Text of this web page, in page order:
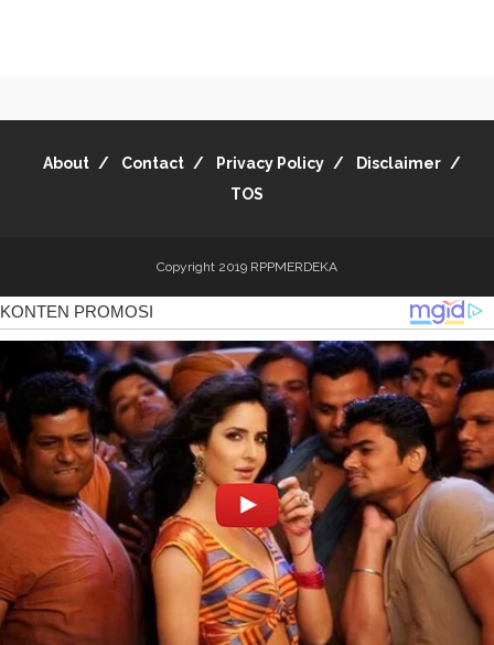
About Contact Privacy Policy
Disclaimer
TOS
Copyright 2019 RPPMERDEKA